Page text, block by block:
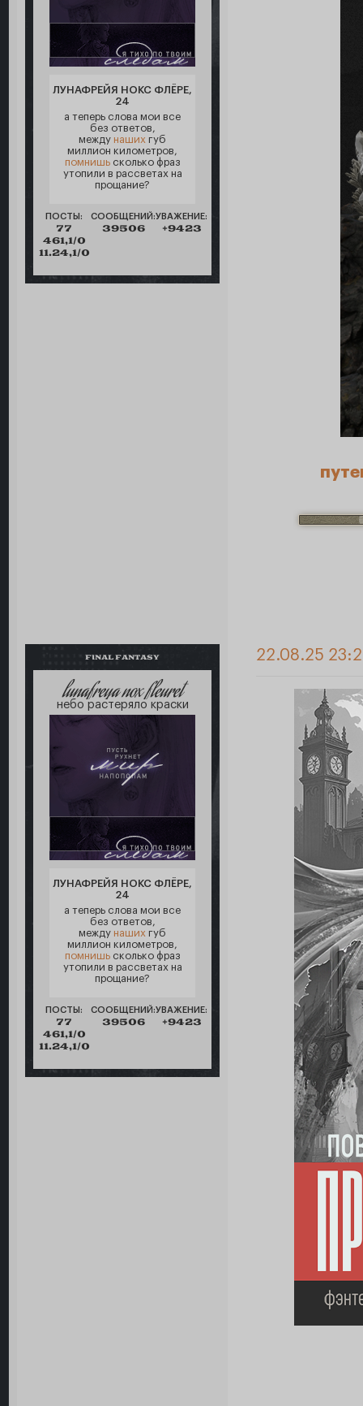
ЛУНАФРЕЙЯ НОКС ФЛЁРЕ,
24
а теперь слова мои все
без ответов,
между наших губ
миллион километров,
помнишьсколько фраз
утопили в рассветах на
прощание?
ПОСТЫ:
77
461,1/0
11.24,1/0
СООБЩЕНИЙ:
39506
УВАЖЕНИЕ:
+9423
FINAL FANTASY
lunafreya nox fleuret
небо растеряло краски
ЛУНАФРЕЙЯ НОКС ФЛЁРЕ,
24
а теперь слова мои все
без ответов,
между наших губ
миллион километров,
помнишьсколько фраз
утопили в рассветах на
прощание?
ПОСТЫ:
77
461,1/0
11.24,1/0
СООБЩЕНИЙ:
39506
УВАЖЕНИЕ:
+9423
22.08.25